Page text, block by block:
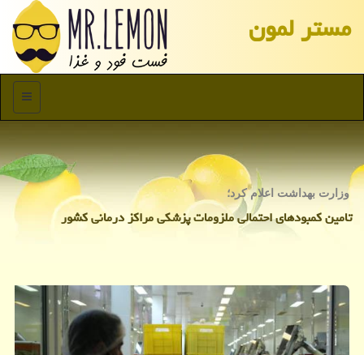
مستر لمون
منو
وزارت بهداشت اعلام كرد؛
تامین كمبودهای احتمالی ملزومات پزشكی مراكز درمانی كشور